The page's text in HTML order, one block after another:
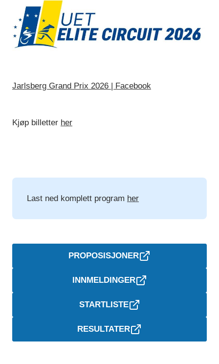
Jarlsberg Grand Prix 2026 | Facebook
Kjøp billetter her
Last ned komplett program her
PROPOSISJONER
INNMELDINGER
STARTLISTE
RESULTATER